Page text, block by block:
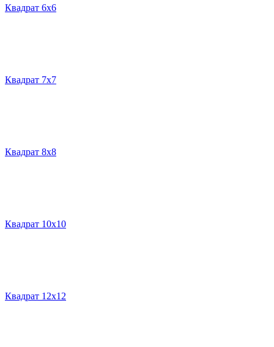
Квадрат 6х6
Квадрат 7х7
Квадрат 8х8
Квадрат 10х10
Квадрат 12х12